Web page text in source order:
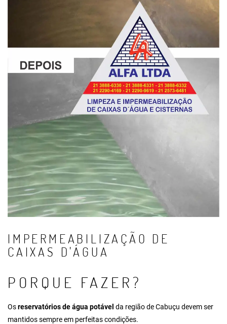
IMPERMEABILIZAÇÃO DE
CAIXAS D'ÁGUA
PORQUE FAZER?
Osreservatórios de água potável da região de Cabuçu devem ser
mantidos sempre em perfeitas condições.